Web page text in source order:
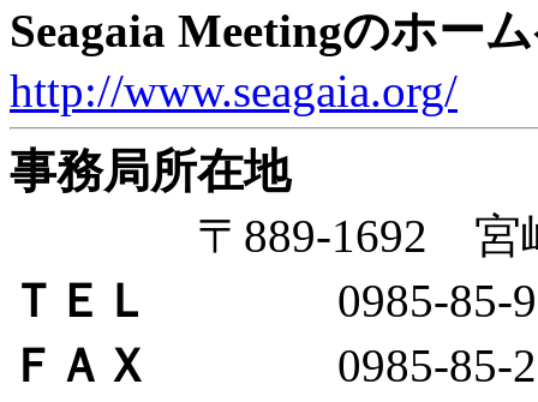
Seagaia Meetingのホー
http://www.seagaia.org/
事務局所在地
〒889-1692 宮崎
ＴＥＬ
0985-85-
ＦＡＸ
0985-85-